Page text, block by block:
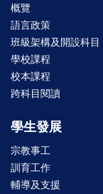
概覽
語言政策
班級架構及開設科目
學校課程
校本課程
跨科目閱讀
學生發展
宗教事工
訓育工作
輔導及支援